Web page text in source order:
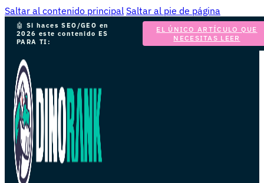
Saltar al contenido principal Saltar al pie de página
🤖 Si haces SEO/GEO en
2026 este contenido ES
PARA TI:
EL ÚNICO ARTÍCULO QUE
NECESITAS LEER